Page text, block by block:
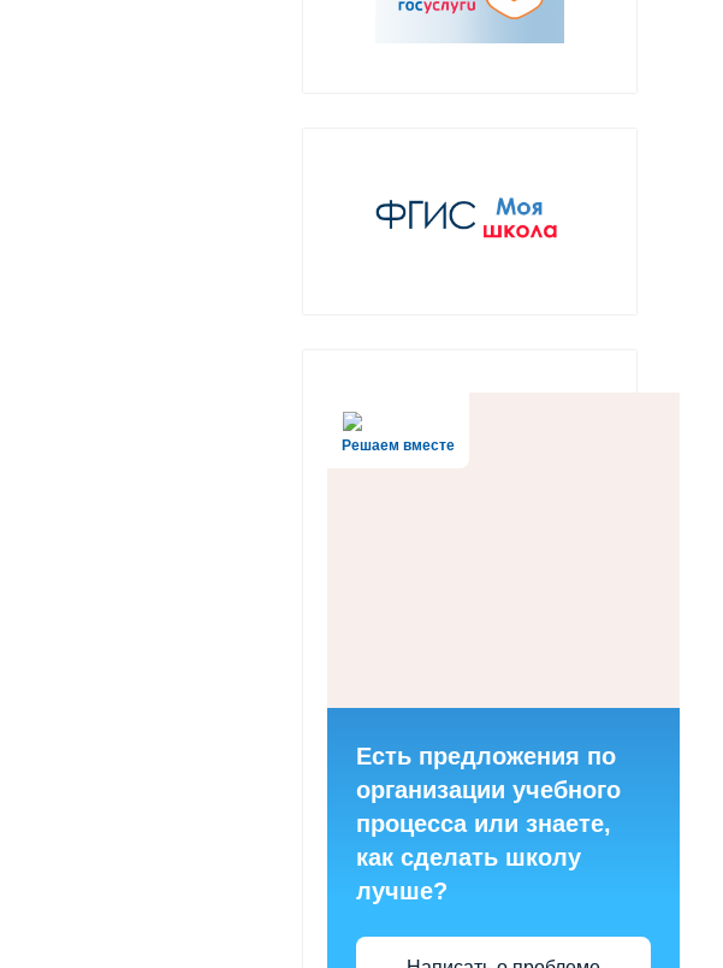
Решаем вместе
Есть предложения по
организации учебного
процесса или знаете,
как сделать школу
лучше?